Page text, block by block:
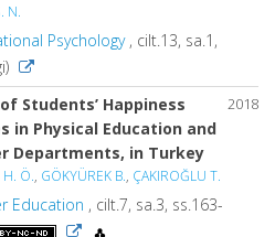
N.
Psychology, cilt.13, sa.1,
2018
Students’ Happiness
in Physical Education and
Departments, in Turkey
H. Ö., GÖKYÜREK B., ÇAKIROĞLU T.
Education , cilt.7, sa.3, ss.163-